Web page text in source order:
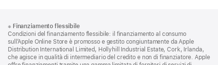
di
pagina
a
piè
di
pagina
※ Finanziamento flessibile
Condizioni del finanziamento flessibile: il finanziamento al consumo
sull’Apple Online Store è promosso e gestito congiuntamente da Apple
Distribution International Limited, Hollyhill Industrial Estate, Cork, Irlanda,
che agisce in qualità di intermediario del credito e non di finanziatore. Apple